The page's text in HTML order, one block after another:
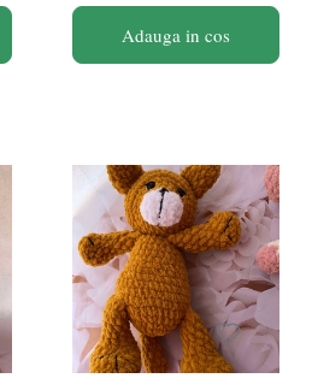
Adauga in cos